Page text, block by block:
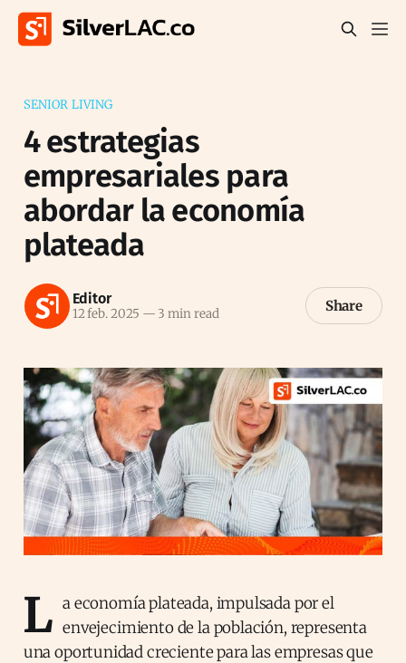
SENIOR LIVING
4 estrategias
empresariales para
abordar la economía
plateada
Editor
12 feb. 2025 — 3 min read Share
L a economía plateada, impulsada por el
envejecimiento de la población, representa
una oportunidad creciente para las empresas que